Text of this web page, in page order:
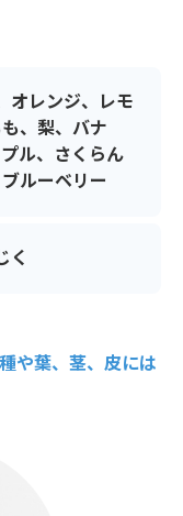
オレンジ、レモ
、梨、バナ
ル、さくらん
ルーベリー
く
や葉、茎、皮には